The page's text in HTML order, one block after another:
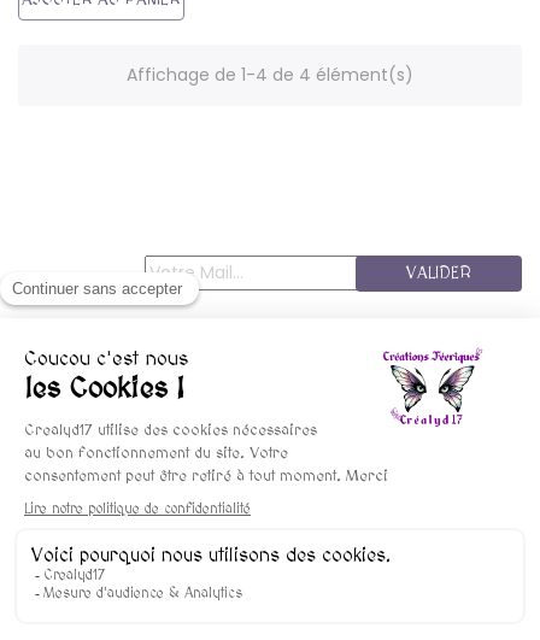
Affichage de 1-4 de 4 élément(s)
VALIDER
© copyright 2015-2025 Crealyd17 - Les FéesMininines
Mentions Légales Conditions De Vente